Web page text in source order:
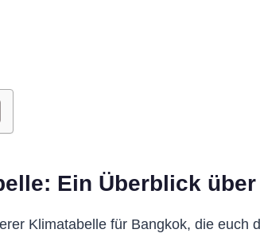
Ein Überblick
Klimatabelle für Bangkok, die euch